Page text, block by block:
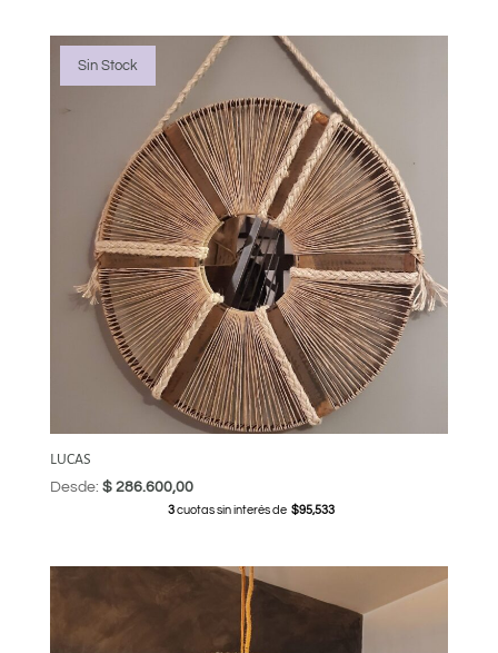
Sin Stock
LUCAS
Desde: $286.600,00
3cuotas sin interés de $95,533